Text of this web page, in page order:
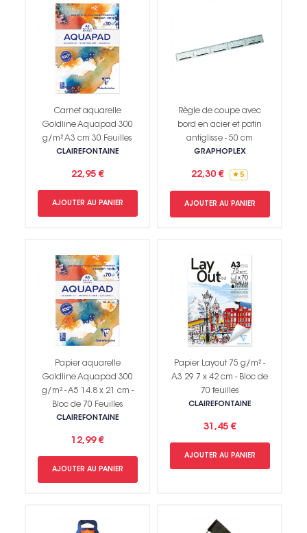
Carnet aquarelle
Goldline Aquapad 300
g/m² A3 cm 30 Feuilles
CLAIREFONTAINE
22,95 €
AJOUTER AU PANIER
Règle de coupe avec
bord en acier et patin
antiglisse - 50 cm
GRAPHOPLEX
22,30 € 5
AJOUTER AU PANIER
Papier aquarelle
Goldline Aquapad 300
g/m² - A5 14.8 x 21 cm -
Bloc de 70 Feuilles
CLAIREFONTAINE
12,99 €
AJOUTER AU PANIER
Papier Layout 75 g/m² -
A3 29.7 x 42 cm - Bloc de
70 feuilles
CLAIREFONTAINE
31,45 €
AJOUTER AU PANIER